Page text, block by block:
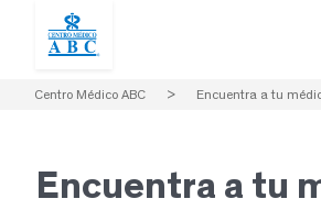
Centro Médico ABC > Encuentra a tu
Encuentra a tu